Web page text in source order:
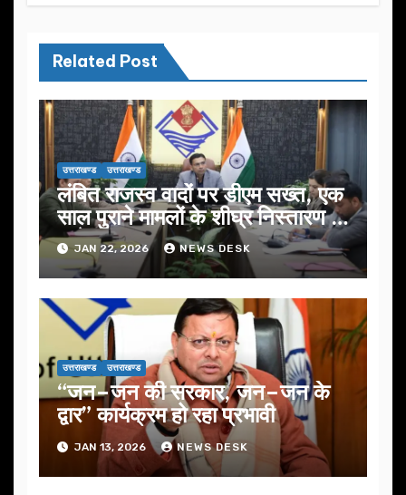
Related Post
उत्तराखण्ड उत्तराखण्ड
लंबित राजस्व वादों पर डीएम सख्त, एक
साल पुराने मामलों के शीघ्र निस्तारण के
आदेश…
JAN 22, 2026 NEWS DESK
उत्तराखण्ड उत्तराखण्ड
“जन–जन की सरकार, जन–जन के
द्वार” कार्यक्रम हो रहा प्रभावी
JAN 13, 2026 NEWS DESK